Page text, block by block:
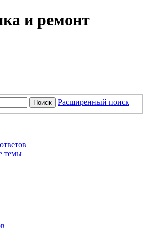
и ремонт
Поиск Расширенный поиск
темы